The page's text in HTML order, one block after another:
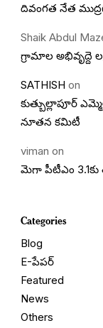
దివంగత నేత
Shaik Abdul
గ్రామాల అభివృద్దె
SATHISH on
కుత్బుల్లాపూర్
నూతన కమిటీ
viman on
మెగా పీటీఎం 3.1కు
Categories
Blog
E-పేపర్
Featured
News
Others